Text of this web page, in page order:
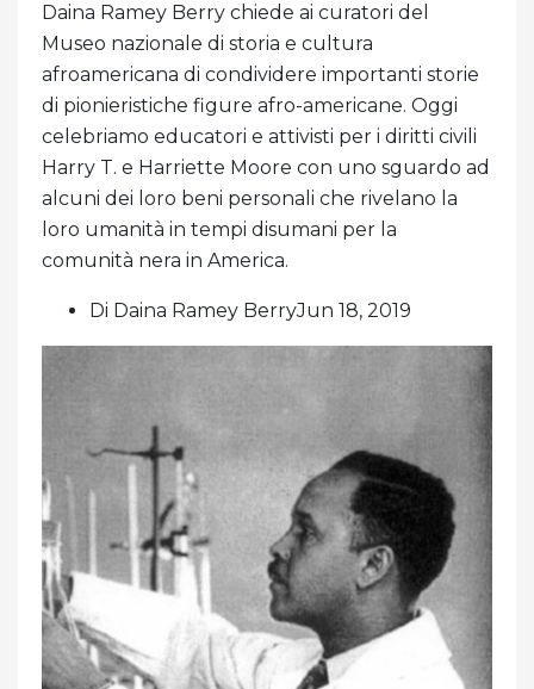
Daina Ramey Berry chiede ai curatori del
Museo nazionale di storia e cultura
afroamericana di condividere importanti storie
di pionieristiche figure afro-americane. Oggi
celebriamo educatori e attivisti per i diritti civili
Harry T. e Harriette Moore con uno sguardo ad
alcuni dei loro beni personali che rivelano la
loro umanità in tempi disumani per la
comunità nera in America.
Di Daina Ramey BerryJun 18, 2019